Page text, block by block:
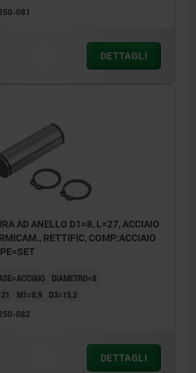
081
DETTAGLI
AD ANELLO D1=8, L=27, ACCIAIO
RETTIFIC, COMP:ACCIAIO
DIAMETRO=8
M1=0,9 D3=15,2
082
DETTAGLI